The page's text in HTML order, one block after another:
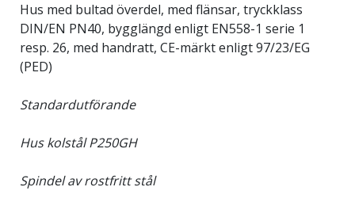
Hus med bultad överdel, med flänsar, tryckklass
DIN/EN PN40, bygglängd enligt EN558-1 serie 1
resp. 26, med handratt, CE-märkt enligt 97/23/EG
(PED)
Standardutförande
Hus kolstål P250GH
Spindel av rostfritt stål